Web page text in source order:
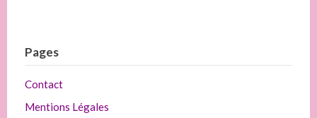
Pages
Contact
Mentions Légales